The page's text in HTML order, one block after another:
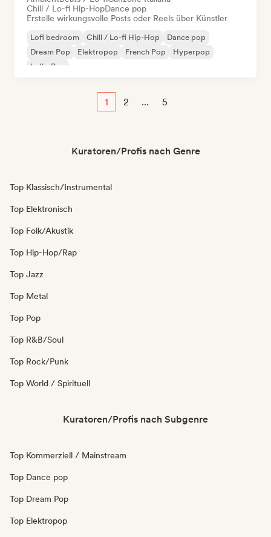
Chill / Lo-fi Hip-HopDance pop
Erstelle wirkungsvolle Posts oder Reels über Künstler
Lofi bedroom Chill / Lo-fi Hip-Hop
Dance pop
Dream Pop
Elektropop French Pop
Hyperpop
Indie-Pop
1 2 ... 5
Kuratoren/Profis nach Genre
Top Klassisch/Instrumental
Top Elektronisch
Top Folk/Akustik
Top Hip-Hop/Rap
Top Jazz
Top Metal
Top Pop
Top R&B/Soul
Top Rock/Punk
Top World / Spirituell
Kuratoren/Profis nach Subgenre
Top Kommerziell / Mainstream
Top Dance pop
Top Dream Pop
Top Elektropop